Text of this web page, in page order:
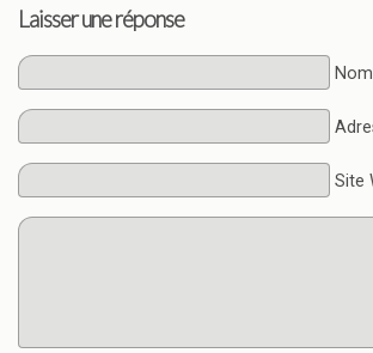
Laisser une réponse
Site